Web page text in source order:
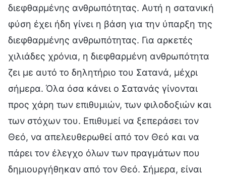
διεφθαρμένης ανθρωπότητας. Αυτή η σατανική
φύση έχει ήδη γίνει η βάση για την ύπαρξη της
διεφθαρμένης ανθρωπότητας. Για αρκετές
χιλιάδες χρόνια, η διεφθαρμένη ανθρωπότητα
ζει με αυτό το δηλητήριο του Σατανά, μέχρι
σήμερα. Όλα όσα κάνει ο Σατανάς γίνονται
προς χάρη των επιθυμιών, των φιλοδοξιών και
των στόχων του. Επιθυμεί να ξεπεράσει τον
Θεό, να απελευθερωθεί από τον Θεό και να
πάρει τον έλεγχο όλων των πραγμάτων που
δημιουργήθηκαν από τον Θεό. Σήμερα, είναι